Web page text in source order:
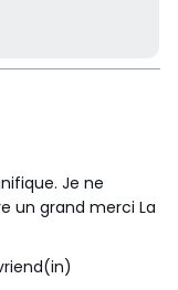
Je ne
un grand merci La